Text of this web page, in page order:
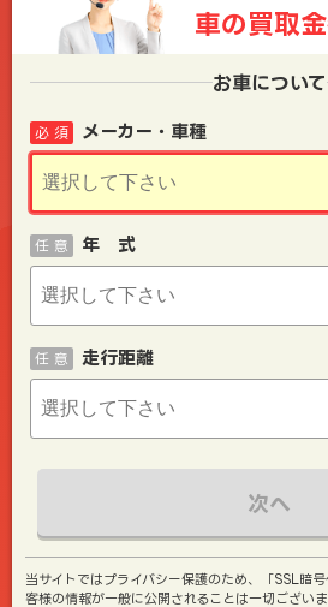
車の買取
お車について
メーカー・車種
必 須
年 式
任 意
走行距離
任 意
次へ
当サイトではプライバシー保護のため、「SSL暗
客様の情報が一般に公開されることは一切ござい